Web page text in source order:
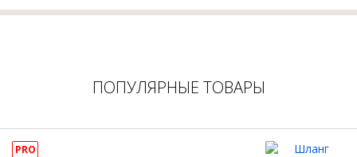
ПОПУЛЯРНЫЕ ТОВАРЫ
PRO